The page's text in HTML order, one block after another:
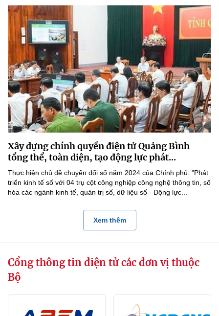
Xây dựng chính quyền điện tử Quảng Bình
tổng thể, toàn diện, tạo động lực phát...
Thực hiện chủ đề chuyển đổi số năm 2024 của Chính phủ: "Phát
triển kinh tế số với 04 trụ cột công nghiệp công nghệ thông tin, số
hóa các ngành kinh tế, quản trị số, dữ liệu số - Động lực...
Xem thêm
Cổng thông tin điện tử các đơn vị thuộc
Bộ